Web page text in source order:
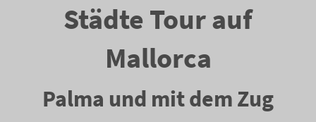
Städte Tour auf
Mallorca
Palma und mit dem Zug